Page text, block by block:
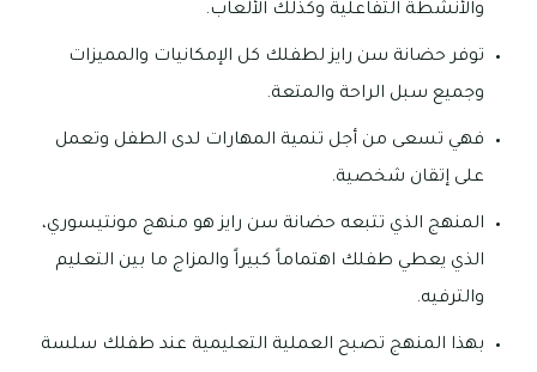
والأنشطة التفاعلية وكذلك الألعاب.
توفر حضانة سن رايز لطفلك كل الإمكانيات والمميزات
وجميع سبل الراحة والمتعة.
فهي تسعى من أجل تنمية المهارات لدى الطفل وتعمل
على إتقان شخصية.
المنهج الذي تتبعه حضانة سن رايز هو منهج مونتيسوري،
الذي يعطي طفلك اهتماماً كبيراً والمزاج ما بين التعليم
والترفيه.
بهذا المنهج تصبح العملية التعليمية عند طفلك سلسة